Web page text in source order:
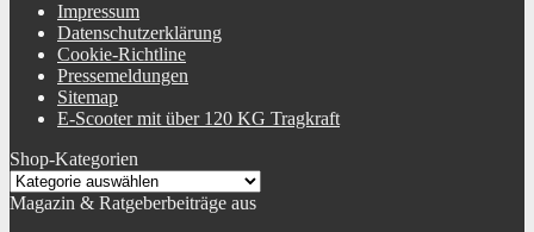
Impressum
Datenschutzerklärung
Cookie-Richtline
Pressemeldungen
Sitemap
E-Scooter mit über 120 KG Tragkraft
Shop-Kategorien
Magazin & Ratgeberbeiträge aus